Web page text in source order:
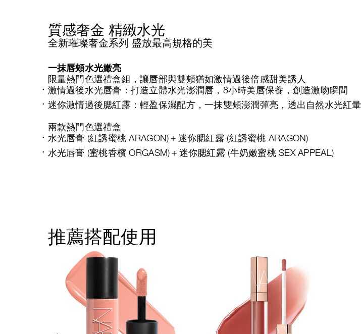
質感奢金 精緻水光
全新璀璨奢金系列 盛放最高規格的美
一抹唇頰水光嫩亮
限量熱門色選禮盒組，讓唇部與雙頰猶如激情過後倍感甜美誘人
激情過後水光唇膏：打造立體水光澎潤唇，8小時美唇保養，創造激吻瞬間
迷你激情過後腮紅露：輕盈保濕配方，一抹雙頰澎潤彈亮，透出自然水光紅暈
兩款熱門色選禮盒
水光唇膏 (紅誘蜜桃 ARAGON)＋迷你腮紅露 (紅誘蜜桃 ARAGON)
水光唇膏 (蜜桃香檳 ORGASM)＋迷你腮紅露 (牛奶嫩蜜桃 SEX APPEAL)
推薦搭配使用